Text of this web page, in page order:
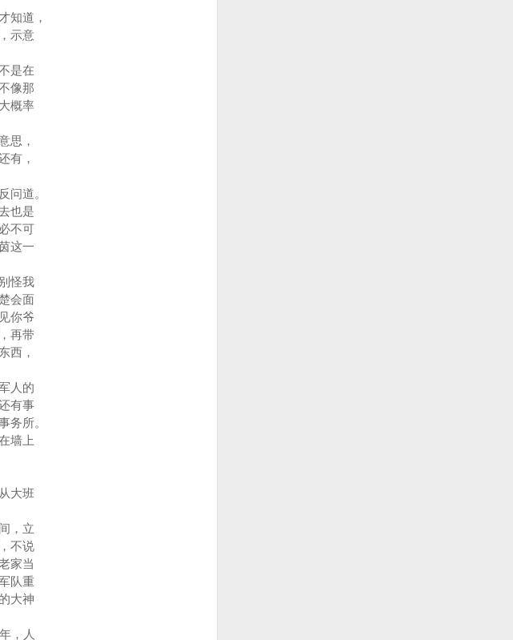
知道，
示意
是在
像那
概率
思，
有，
问道。
也是
不可
这一
怪我
会面
你爷
再带
西，
人的
有事
务所。
墙上
大班
，立
不说
家当
队重
大神
，人